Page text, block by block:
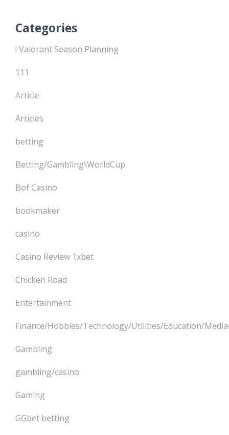
Categories
! Valorant Season Planning
111
Article
Articles
betting
Betting/Gambling\WorldCup
Bof Casino
bookmaker
casino
Casino Review 1xbet
Chicken Road
Entertainment
Finance/Hobbies/Technology/Utilities/Education/Media
Gambling
gambling/casino
Gaming
GGbet betting